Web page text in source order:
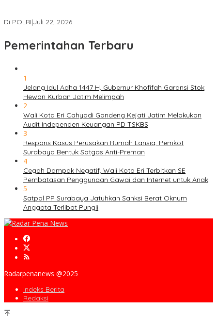
Di POLRI|Juli 22, 2026
Pemerintahan Terbaru
1
Jelang Idul Adha 1447 H, Gubernur Khofifah Garansi Stok
Hewan Kurban Jatim Melimpah
2
Wali Kota Eri Cahyadi Gandeng Kejati Jatim Melakukan
Audit Independen Keuangan PD TSKBS
3
Respons Kasus Perusakan Rumah Lansia, Pemkot
Surabaya Bentuk Satgas Anti-Preman
4
Cegah Dampak Negatif, Wali Kota Eri Terbitkan SE
Pembatasan Penggunaan Gawai dan Internet untuk Anak
5
Satpol PP Surabaya Jatuhkan Sanksi Berat Oknum
Anggota Terlibat Pungli
Radarpenanews @2025
Indeks Berita
Redaksi